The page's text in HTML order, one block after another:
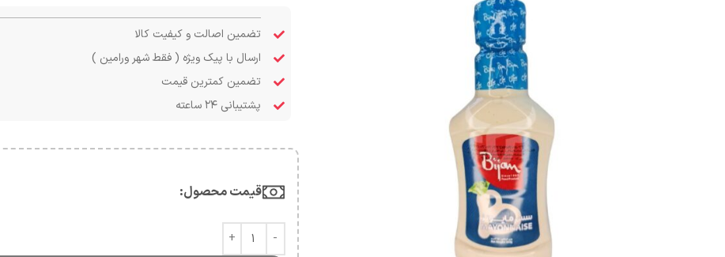
تضمین اصالت و کیفیت کالا
ارسال با پیک ویژه ( فقط شهر ورامین )
تضمین کمترین قیمت
پشتیبانی ۲۴ ساعته
قیمت محصول:​